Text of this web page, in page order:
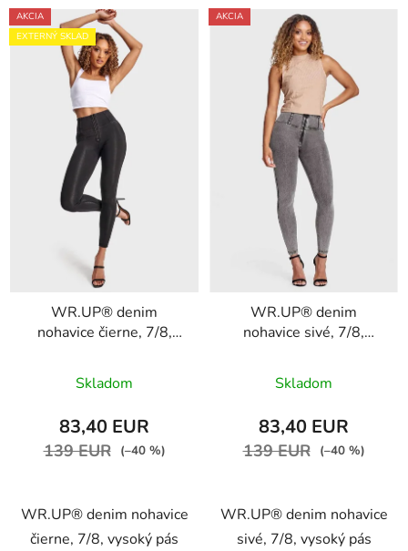
AKCIA
EXTERNÝ SKLAD
WR.UP® denim
nohavice čierne, 7/8,
WRUP4HC002ORG,
J7Nhodnotenie
produktu
je
5
hviezdičiek.
Skladom
83,40 EUR
139 EUR (–40 %)
WR.UP® denim nohavice
čierne, 7/8, vysoký pás
AKCIA
WR.UP® denim
nohavice sivé, 7/8,
WRUP4HC002ORG,
J3Y
Skladom
83,40 EUR
139 EUR (–40 %)
WR.UP® denim nohavice
sivé, 7/8, vysoký pás